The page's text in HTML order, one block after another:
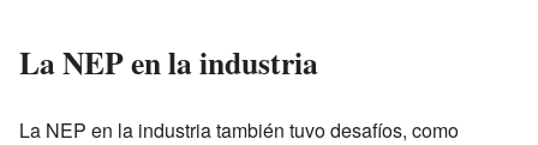
La NEP en la industria
La NEP en la industria también tuvo desafíos, como